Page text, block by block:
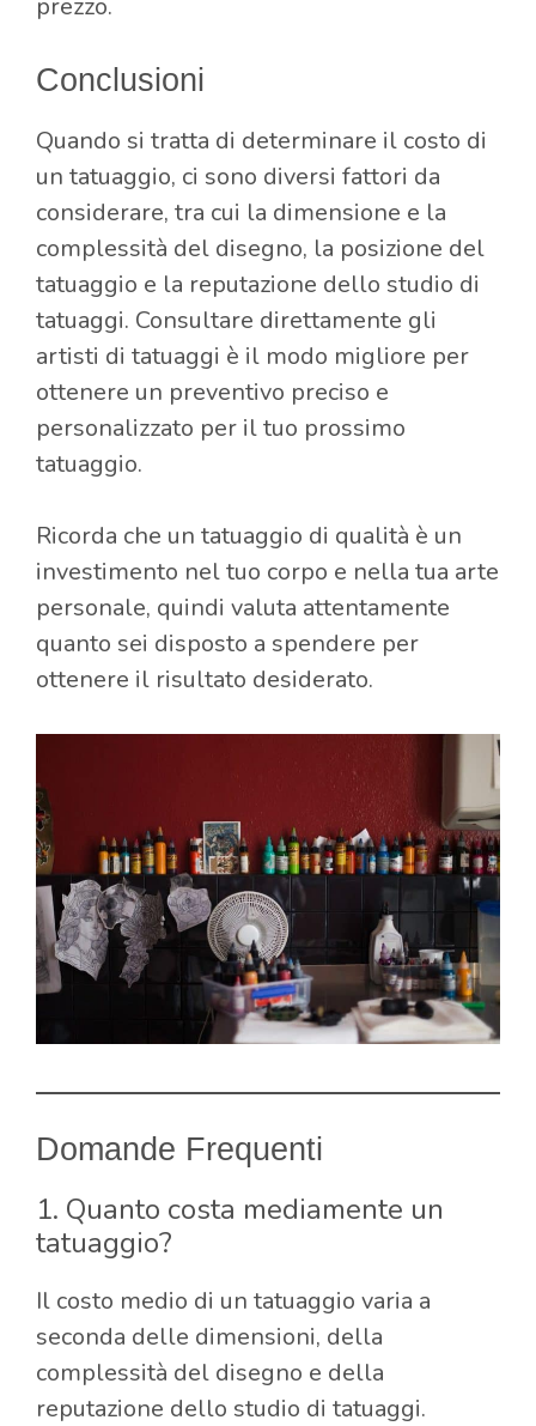
prezzo.
Conclusioni
Quando si tratta di determinare il costo di
un tatuaggio, ci sono diversi fattori da
considerare, tra cui la dimensione e la
complessità del disegno, la posizione del
tatuaggio e la reputazione dello studio di
tatuaggi. Consultare direttamente gli
artisti di tatuaggi è il modo migliore per
ottenere un preventivo preciso e
personalizzato per il tuo prossimo
tatuaggio.
Ricorda che un tatuaggio di qualità è un
investimento nel tuo corpo e nella tua arte
personale, quindi valuta attentamente
quanto sei disposto a spendere per
ottenere il risultato desiderato.
Domande Frequenti
1. Quanto costa mediamente un
tatuaggio?
Il costo medio di un tatuaggio varia a
seconda delle dimensioni, della
complessità del disegno e della
reputazione dello studio di tatuaggi.